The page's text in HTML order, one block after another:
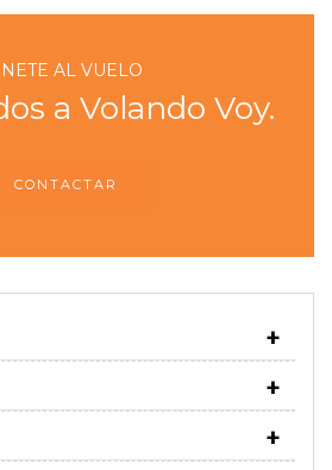
AL VUELO
a Volando Voy.
CONTACTAR